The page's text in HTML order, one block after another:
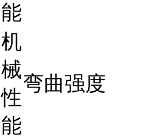
能
机
械
性
能
弯曲强度